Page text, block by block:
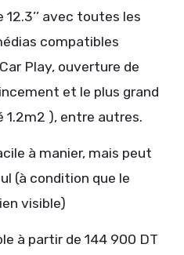
avec toutes les
compatibles
Play, ouverture de
et le plus grand
), entre autres.
à manier, mais peut
(à condition que le
visible)
à partir de 144 900 DT